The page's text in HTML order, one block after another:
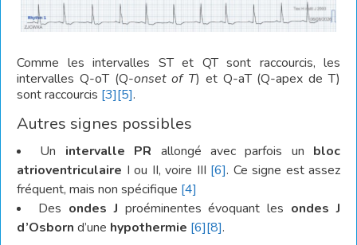
Comme les intervalles ST et QT sont raccourcis, les
intervalles Q-oT (Q-onset of T) et Q-aT (Q-apex de T)
sont raccourcis [3][5].
Autres signes possibles
Un intervalle PR allongé avec parfois un bloc
atrioventriculaire I ou II, voire III [6]. Ce signe est assez
fréquent, mais non spécifique [4]
Des ondes J proéminentes évoquant les ondes J
d’Osborn d’une hypothermie [6][8].